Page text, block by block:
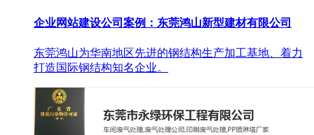
企业网站建设公司案例：东莞鸿山新型建材有限公司
东莞鸿山为华南地区先进的钢结构生产加工基地、着力
打造国际钢结构知名企业。